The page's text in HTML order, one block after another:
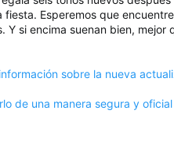
Esperemos que
si encima suenan bien, mejor
sobre la nueva
de una manera segura y oficial